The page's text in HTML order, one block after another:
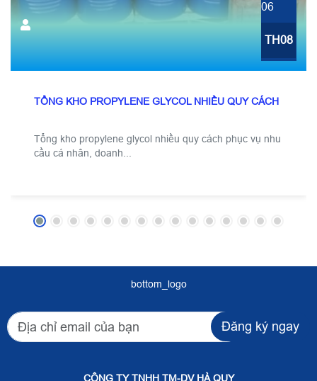
06
TH08
TỔNG KHO PROPYLENE GLYCOL NHIỀU QUY CÁCH
Tổng kho propylene glycol nhiều quy cách phục vụ nhu
cầu cá nhân, doanh...
bottom_logo
Đăng ký ngay
CÔNG TY TNHH TM-DV HÀ QUY